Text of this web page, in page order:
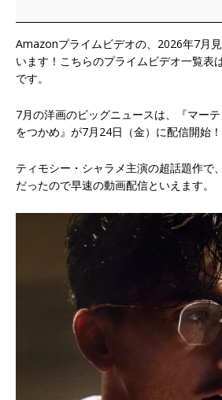
Amazonプライムビデオの、2026年7月
います！こちらのプライムビデオ一覧表
です。
7月の洋画のビッグニュースは、『マー
をつかめ』が7月24日（金）に配信開始！
ティモシー・シャラメ主演の超話題作で
だったので早速の動画配信といえます。